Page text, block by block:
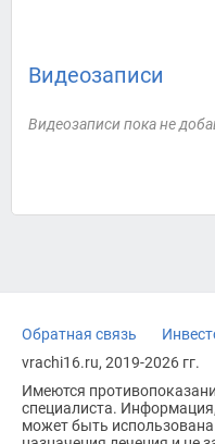
Видеозаписи
Видеозаписи пока не
Обратная связь
vrachi16.ru, 2019-2026 гг.
Имеются
специалиста.
может быть